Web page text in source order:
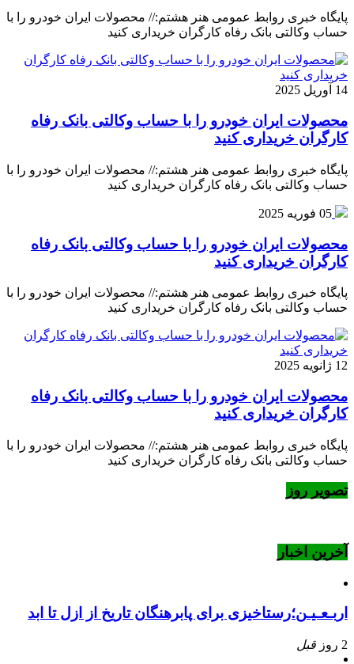
پایگاه خبری روابط عمومی هنر هشتم:// محصولات ایران خودرو را با
حساب وکالتی بانک رفاه کارگران خریداری کنید
14 آوریل 2025
محصولات ایران خودرو را با حساب وکالتی بانک رفاه
کارگران خریداری کنید
پایگاه خبری روابط عمومی هنر هشتم:// محصولات ایران خودرو را با
حساب وکالتی بانک رفاه کارگران خریداری کنید
05 فوریه 2025
محصولات ایران خودرو را با حساب وکالتی بانک رفاه
کارگران خریداری کنید
پایگاه خبری روابط عمومی هنر هشتم:// محصولات ایران خودرو را با
حساب وکالتی بانک رفاه کارگران خریداری کنید
12 ژانویه 2025
محصولات ایران خودرو را با حساب وکالتی بانک رفاه
کارگران خریداری کنید
پایگاه خبری روابط عمومی هنر هشتم:// محصولات ایران خودرو را با
حساب وکالتی بانک رفاه کارگران خریداری کنید
تصویر روز
آخرین اخبار
اربـعـیـن؛رستاخیزی برای پابرهنگان تاریخ از ازل تا ابد
2 روز قبل